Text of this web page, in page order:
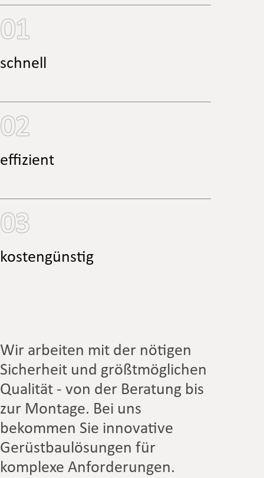
01
schnell
02
effizient
03
kostengünstig
Wir arbeiten mit der nötigen
Sicherheit und größtmöglichen
Qualität - von der Beratung bis
zur Montage. Bei uns
bekommen Sie innovative
Gerüstbaulösungen für
komplexe Anforderungen.